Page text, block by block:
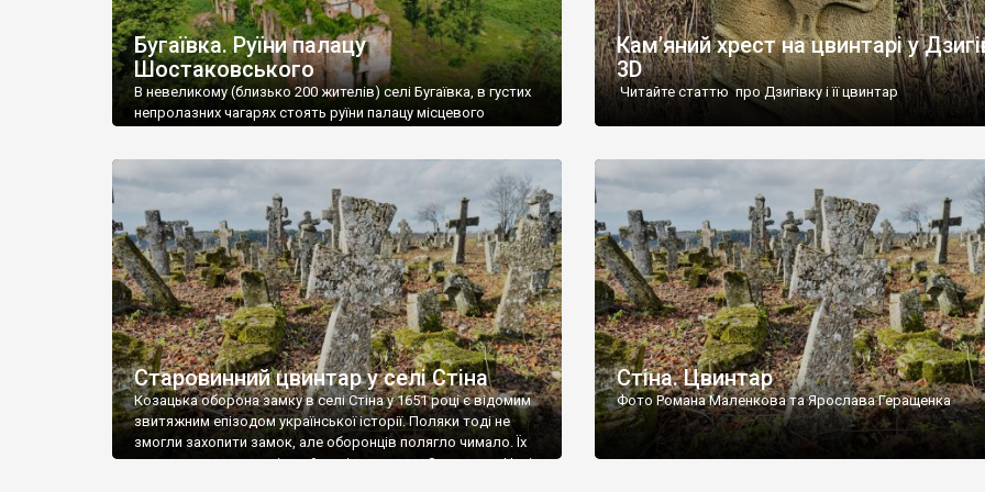
Бугаївка. Руїни палацу
Шостаковського
В невеликому (близько 200 жителів) селі Бугаївка, в густих
непролазних чагарях стоять руїни палацу місцевого
потім клуб, ще пізніше – гуртожиток. У 60-х роках минулого
століття тут розмістили туберкульозну лікарню. Коли із
палацу виїхала лікарня – ми точно не […]
Кам’яний хрест на цвинтарі у
3D
Читайте статтю про Дзигівку і її цвинтар
Старовинний цвинтар у селі Стіна
Козацька оборона замку в селі Стіна у 1651 році є відомим
звитяжним епізодом української історії. Поляки тоді не
змогли захопити замок, але оборонців полягло чимало. Їх
поховали на цвинтарі, який тоді називався Замковим. Нині
Стіна. Цвинтар
Фото Романа Маленкова та Ярослава Геращенка